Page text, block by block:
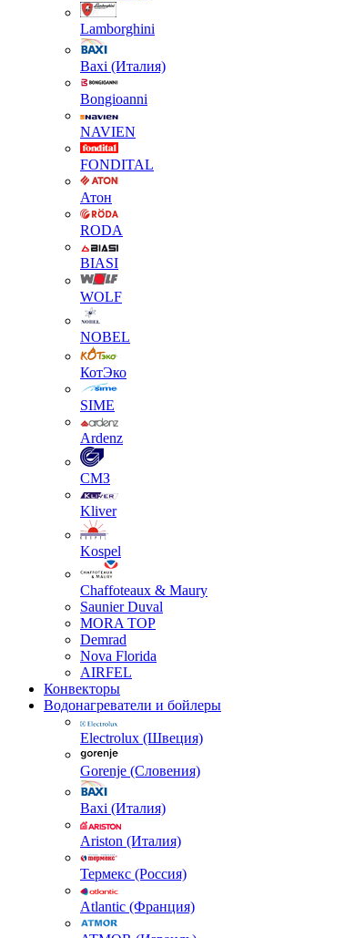
Lamborghini
Baxi (Италия)
Вongioanni
NAVIEN
FONDITAL
Атон
RODA
BIASI
WOLF
NOBEL
КотЭко
SIME
Ardenz
СМЗ
Kliver
Kospel
Chaffoteaux & Maury
Saunier Duval
MORA TOP
Demrad
Nova Florida
AIRFEL
Конвекторы
Водонагреватели и бойлеры
Electrolux (Швеция)
Gorenje (Словения)
Baxi (Италия)
Ariston (Италия)
Термекс (Россия)
Atlantic (Франция)